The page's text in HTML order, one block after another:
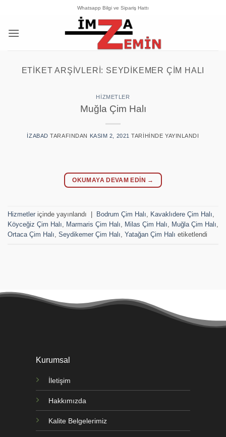
Whatsapp Bilgi ve Sipariş Hattı
ETIKET ARŞIVLERI: SEYDIKEMER ÇIM HALI
HIZMETLER
Muğla Çim Halı
IZABAD TARAFINDAN KASIM 2, 2021 TARIHINDE YAYINLANDI
OKUMAYA DEVAM EDIN →
Hizmetler içinde yayınlandı Bodrum Çim Halı Kavaklıdere Çim Halı
Köyceğiz Çim Halı
Marmaris Çim Halı Milas Çim Halı Muğla Çim Halı
Ortaca Çim Halı Seydikemer Çim Halı Yatağan Çim Halı etiketlendi
Kurumsal
İletişim
Hakkımızda
Kalite Belgelerimiz